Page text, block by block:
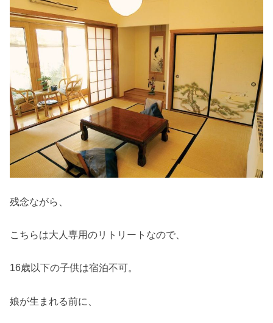
残念ながら、
こちらは大人専用のリトリートなので、
16歳以下の子供は宿泊不可。
娘が生まれる前に、